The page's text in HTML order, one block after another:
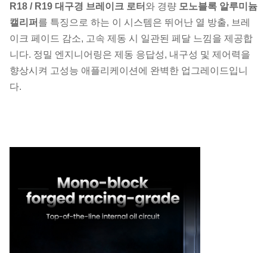
R18 / R19 대구경 브레이크 로터 와 경량 모노블록 알루미늄
캘리퍼 를 특징으로 하는 이 시스템은 뛰어난 열 방출, 브레
이크 페이드 감소, 고속 제동 시 일관된 페달 느낌을 제공합
니다. 정밀 엔지니어링은 제동 응답성, 내구성 및 제어력을
향상시켜 고성능 애플리케이션에 완벽한 업그레이드입니
다.